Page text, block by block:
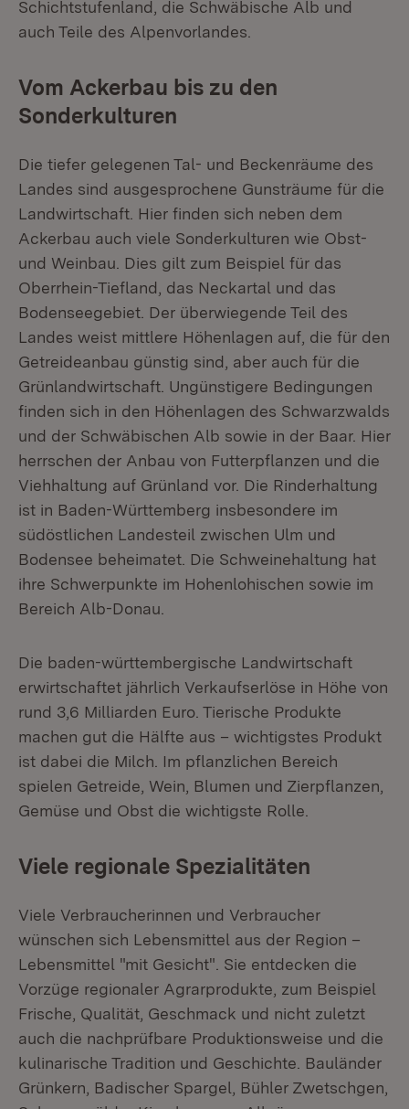
Schichtstufenland, die Schwäbische Alb und
auch Teile des Alpenvorlandes.
Vom Ackerbau bis zu den
Sonderkulturen
Die tiefer gelegenen Tal- und Beckenräume des
Landes sind ausgesprochene Gunsträume für die
Landwirtschaft. Hier finden sich neben dem
Ackerbau auch viele Sonderkulturen wie Obst-
und Weinbau. Dies gilt zum Beispiel für das
Oberrhein-Tiefland, das Neckartal und das
Bodenseegebiet. Der überwiegende Teil des
Landes weist mittlere Höhenlagen auf, die für den
Getreideanbau günstig sind, aber auch für die
Grünlandwirtschaft. Ungünstigere Bedingungen
finden sich in den Höhenlagen des Schwarzwalds
und der Schwäbischen Alb sowie in der Baar. Hier
herrschen der Anbau von Futterpflanzen und die
Viehhaltung auf Grünland vor. Die Rinderhaltung
ist in Baden-Württemberg insbesondere im
südöstlichen Landesteil zwischen Ulm und
Bodensee beheimatet. Die Schweinehaltung hat
ihre Schwerpunkte im Hohenlohischen sowie im
Bereich Alb-Donau.
Die baden-württembergische Landwirtschaft
erwirtschaftet jährlich Verkaufserlöse in Höhe von
rund 3,6 Milliarden Euro. Tierische Produkte
machen gut die Hälfte aus – wichtigstes Produkt
ist dabei die Milch. Im pflanzlichen Bereich
spielen Getreide, Wein, Blumen und Zierpflanzen,
Gemüse und Obst die wichtigste Rolle.
Viele regionale Spezialitäten
Viele Verbraucherinnen und Verbraucher
wünschen sich Lebensmittel aus der Region –
Lebensmittel "mit Gesicht". Sie entdecken die
Vorzüge regionaler Agrarprodukte, zum Beispiel
Frische, Qualität, Geschmack und nicht zuletzt
auch die nachprüfbare Produktionsweise und die
kulinarische Tradition und Geschichte. Bauländer
Grünkern, Badischer Spargel, Bühler Zwetschgen,